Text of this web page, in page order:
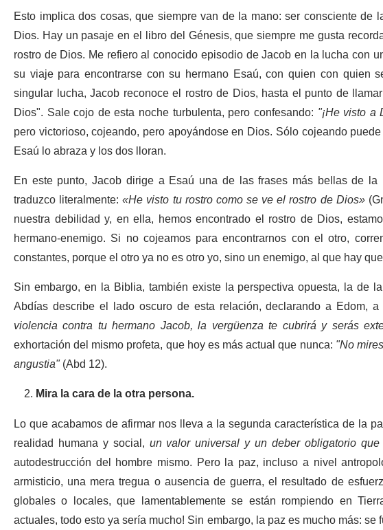
Esto implica dos cosas, que siempre van de la mano: ser consciente
Dios. Hay un pasaje en el libro del Génesis, que siempre me gusta
rostro de Dios. Me refiero al conocido episodio de Jacob en la lucha con
su viaje para encontrarse con su hermano Esaú, con quien con quien
singular lucha, Jacob reconoce el rostro de Dios, hasta el punto de
Dios". Sale cojo de esta noche turbulenta, pero confesando: "¡He visto
pero victorioso, cojeando, pero apoyándose en Dios. Sólo cojeando
Esaú lo abraza y los dos lloran.
En este punto, Jacob dirige a Esaú una de las frases más bellas de
traduzco literalmente:«He visto tu rostro como se ve el rostro de Dios»
nuestra debilidad y, en ella, hemos encontrado el rostro de Dios,
hermano-enemigo. Si no cojeamos para encontrarnos con el otro,
constantes, porque el otro ya no es otro yo, sino un enemigo, al que hay
Sin embargo, en la Biblia, también existe la perspectiva opuesta, la de
Abdías describe el lado oscuro de esta relación, declarando a Edom,
violencia contra tu hermano Jacob, la vergüenza te cubrirá y serás
exhortación del mismo profeta, que hoy es más actual que nunca:"No
angustia"(Abd 12).
Mira la cara de la otra persona.
Lo que acabamos de afirmar nos lleva a la segunda característica de la
realidad humana y social, un valor universal y un deber obligatorio
autodestrucción del hombre mismo. Pero la paz, incluso a nivel
armisticio, una mera tregua o ausencia de guerra, el resultado de
globales o locales, que lamentablemente se están rompiendo en
actuales, todo esto ya sería mucho! Sin embargo, la paz es mucho más: